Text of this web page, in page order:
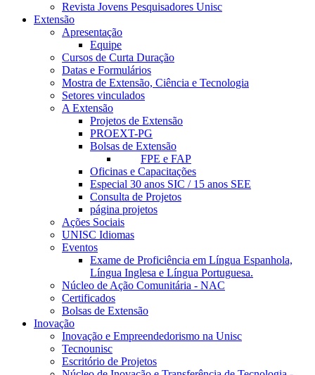
Revista Jovens Pesquisadores Unisc
Extensão
Apresentação
Equipe
Cursos de Curta Duração
Datas e Formulários
Mostra de Extensão, Ciência e Tecnologia
Setores vinculados
A Extensão
Projetos de Extensão
PROEXT-PG
Bolsas de Extensão
FPE e FAP
Oficinas e Capacitações
Especial 30 anos SIC / 15 anos SEE
Consulta de Projetos
página projetos
Ações Sociais
UNISC Idiomas
Eventos
Exame de Proficiência em Língua Espanhola,
Língua Inglesa e Língua Portuguesa.
Núcleo de Ação Comunitária - NAC
Certificados
Bolsas de Extensão
Inovação
Inovação e Empreendedorismo na Unisc
Tecnounisc
Escritório de Projetos